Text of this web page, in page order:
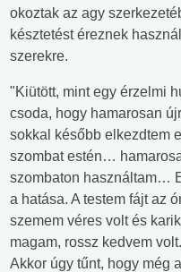
okoztak az agy
késztetést éreznek
szerekre.
"Kiütött, mint egy érzelmi
csoda, hogy hamarosan
sokkal később elkezdtem
szombat estén…
szombaton használtam…
a hatása. A testem fájt az
szemem véres volt és
magam, rossz kedvem
Akkor úgy tűnt, hogy még